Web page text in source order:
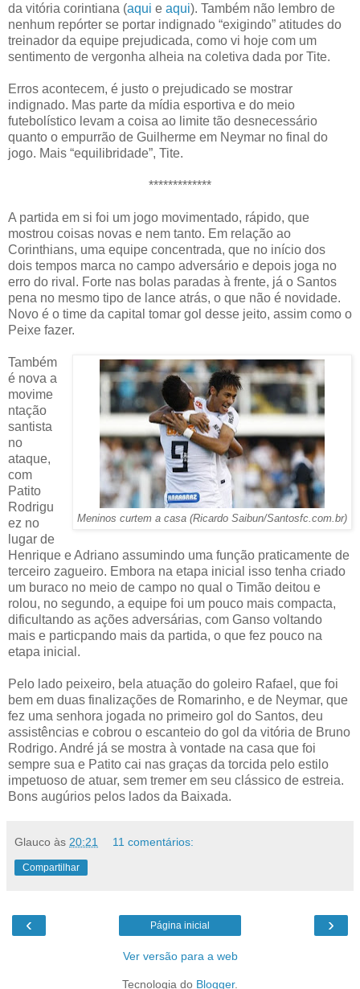
da vitória corintiana (aqui e aqui). Também não lembro de
nenhum repórter se portar indignado “exigindo” atitudes do
treinador da equipe prejudicada, como vi hoje com um
sentimento de vergonha alheia na coletiva dada por Tite.
Erros acontecem, é justo o prejudicado se mostrar
indignado. Mas parte da mídia esportiva e do meio
futebolístico levam a coisa ao limite tão desnecessário
quanto o empurrão de Guilherme em Neymar no final do
jogo. Mais “equilibridade”, Tite.
*************
A partida em si foi um jogo movimentado, rápido, que
mostrou coisas novas e nem tanto. Em relação ao
Corinthians, uma equipe concentrada, que no início dos
dois tempos marca no campo adversário e depois joga no
erro do rival. Forte nas bolas paradas à frente, já o Santos
pena no mesmo tipo de lance atrás, o que não é novidade.
Novo é o time da capital tomar gol desse jeito, assim como o
Peixe fazer.
Meninos curtem a casa (Ricardo Saibun/Santosfc.com.br)
Também
é nova a
movime
ntação
santista
no
ataque,
com
Patito
Rodrigu
ez no
lugar de
Henrique e Adriano assumindo uma função praticamente de
terceiro zagueiro. Embora na etapa inicial isso tenha criado
um buraco no meio de campo no qual o Timão deitou e
rolou, no segundo, a equipe foi um pouco mais compacta,
dificultando as ações adversárias, com Ganso voltando
mais e particpando mais da partida, o que fez pouco na
etapa inicial.
Pelo lado peixeiro, bela atuação do goleiro Rafael, que foi
bem em duas finalizações de Romarinho, e de Neymar, que
fez uma senhora jogada no primeiro gol do Santos, deu
assistências e cobrou o escanteio do gol da vitória de Bruno
Rodrigo. André já se mostra à vontade na casa que foi
sempre sua e Patito cai nas graças da torcida pelo estilo
impetuoso de atuar, sem tremer em seu clássico de estreia.
Bons augúrios pelos lados da Baixada.
Glauco às 20:21 11 comentários:
Compartilhar
‹ ›
Página inicial
Ver versão para a web
Tecnologia do Blogger.